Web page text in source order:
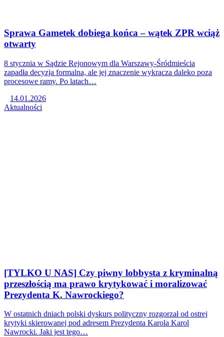
Sprawa Gametek dobiega końca – wątek ZPR wciąż
otwarty
8 stycznia w Sądzie Rejonowym dla Warszawy-Śródmieścia
zapadła decyzja formalna, ale jej znaczenie wykracza daleko poza
procesowe ramy. Po latach…
14.01.2026
Aktualności
[TYLKO U NAS] Czy piwny lobbysta z kryminalną
przeszłością ma prawo krytykować i moralizować
Prezydenta K. Nawrockiego?
W ostatnich dniach polski dyskurs polityczny rozgorzał od ostrej
krytyki skierowanej pod adresem Prezydenta Karola Karol
Nawrocki. Jaki jest tego…